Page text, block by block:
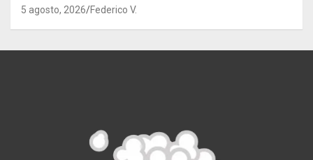
5 agosto, 2026 Federico V.